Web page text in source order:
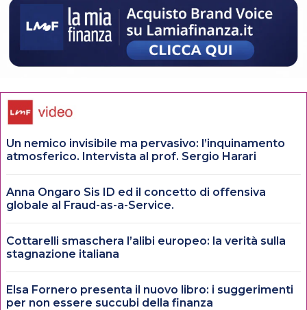
Un nemico invisibile ma pervasivo: l’inquinamento
atmosferico. Intervista al prof. Sergio Harari
Anna Ongaro Sis ID ed il concetto di offensiva
globale al Fraud-as-a-Service.
Cottarelli smaschera l’alibi europeo: la verità sulla
stagnazione italiana
Elsa Fornero presenta il nuovo libro: i suggerimenti
per non essere succubi della finanza